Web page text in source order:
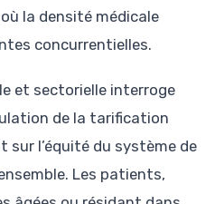
la densité médicale
concurrentielles.
et sectorielle interroge
de la tarification
sur l’équité du système de
Les patients,